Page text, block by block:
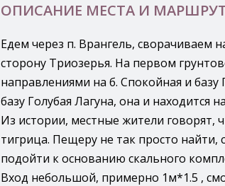
ОПИСАНИЕ МЕСТА И
Едем через п. Врангель, сворачиваем
сторону Триозерья. На первом
направлениями на б. Спокойная и базу
базу Голубая Лагуна, она и находится
Из истории, местные жители говорят,
тигрица. Пещеру не так просто
подойти к основанию скального
Вход небольшой, примерно 1м*1.5 ,